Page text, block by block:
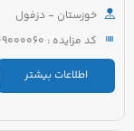
خوزستان - دزفول
کد مزایده : 5221007949000060
اطلاعات بیشتر